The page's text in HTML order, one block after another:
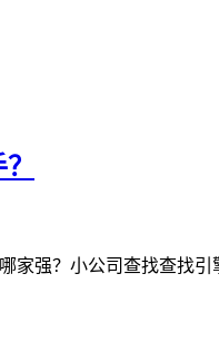
强？小公司查找查找